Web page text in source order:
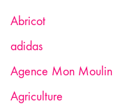
Abricot
adidas
Agence Mon Moulin
Agriculture